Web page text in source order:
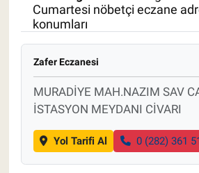
Cumartesi nöbetçi eczane
konumları
Zafer Eczanesi
MURADİYE MAH.NAZIM SAV
İSTASYON MEYDANI CİVARI
Yol Tarifi Al 0 (282) 361
Pankobirlik
Et fiyatları
Tarım Bilgisi
Yetiştirici Soruyor
Dünyada Tarım